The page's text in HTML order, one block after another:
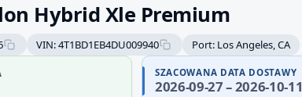
Hybrid Xle Premium
VIN: 4T1BD1EB4DU009940 Port: Los Angeles, CA
SZACOWANA DATA DOSTAWY
2026-09-27 – 2026-10-11